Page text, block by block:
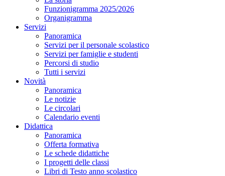
Funzionigramma 2025/2026
Organigramma
Servizi
Panoramica
Servizi per il personale scolastico
Servizi per famiglie e studenti
Percorsi di studio
Tutti i servizi
Novità
Panoramica
Le notizie
Le circolari
Calendario eventi
Didattica
Panoramica
Offerta formativa
Le schede didattiche
I progetti delle classi
Libri di Testo anno scolastico